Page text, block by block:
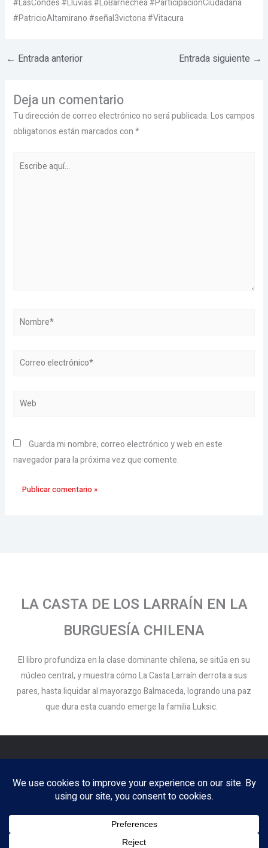
#LasCondes #Lluvias #LoBarnechea #ParticipaciónCiudadana
#PatricioAltamirano #señal3victoria #Vitacura
← Entrada anterior Entrada siguiente →
Deja un comentario
Tu dirección de correo electrónico no será publicada.Los campos
obligatorios están marcados con*
Nombre*
Correo
Web
Guarda mi nombre, correo electrónico y web en este
navegador para la próxima vez que comente.
LA CASTA DE LOS LARRAÍN EN LA
BURGUESÍA CHILENA
El libro profundiza en la clase dominante chilena, se sitúa en su
núcleo central, y muestra cómo La Casta Larraín derrota a sus
pares, hasta liquidar al mayorazgo Balmaceda, logrando una paz
que dura esta cuando emerge la familia Luksic.
Copyright © 2026 Patricio Altamirano